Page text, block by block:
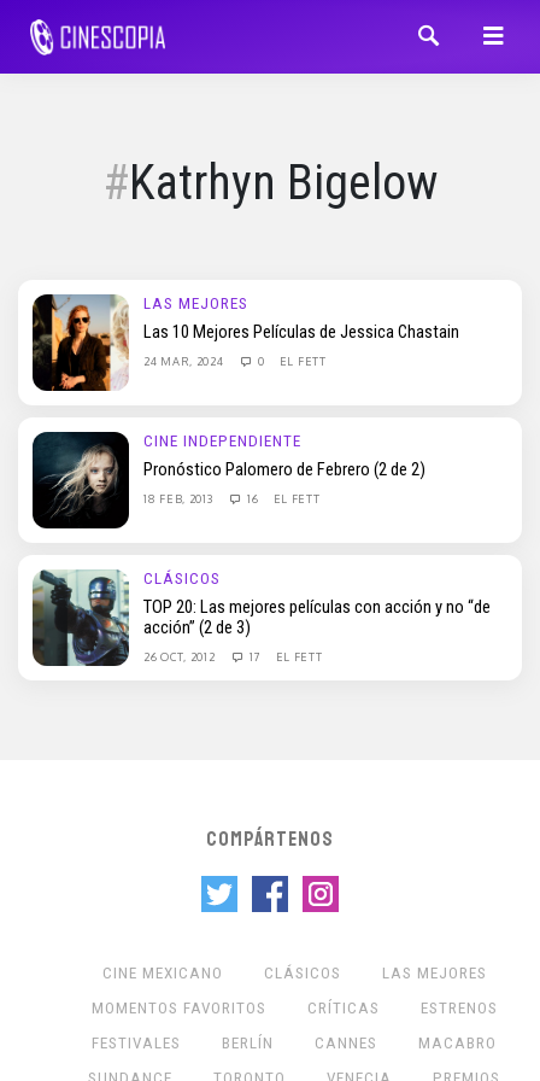
Katrhyn Bigelow
LAS MEJORES
Las 10 Mejores Películas de Jessica Chastain
24 MAR, 2024 0 EL FETT
CINE INDEPENDIENTE
Pronóstico Palomero de Febrero (2 de 2)
18 FEB, 2013 16 EL FETT
CLÁSICOS
TOP 20: Las mejores películas con acción y no “de
acción” (2 de 3)
26 OCT, 2012 17 EL FETT
COMPÁRTENOS
CINE MEXICANO CLÁSICOS
LAS MEJORES
MOMENTOS FAVORITOS
CRÍTICAS
ESTRENOS
FESTIVALES
BERLÍN CANNES
MACABRO